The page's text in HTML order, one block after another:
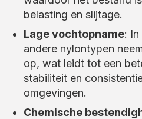
belasting en slijtage.
Lage vochtopname:
andere nylontypen
op, wat leidt tot een
stabiliteit en
omgevingen.
Chemische